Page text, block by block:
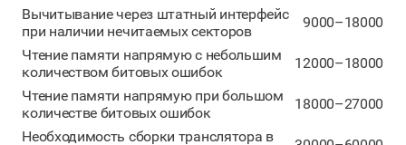
Вычитывание через штатный интерфейс
при наличии нечитаемых секторов
9000–18000
Чтение памяти напрямую с небольшим
количеством битовых ошибок
12000–18000
Чтение памяти напрямую при большом
количестве битовых ошибок
18000–27000
Необходимость сборки транслятора в